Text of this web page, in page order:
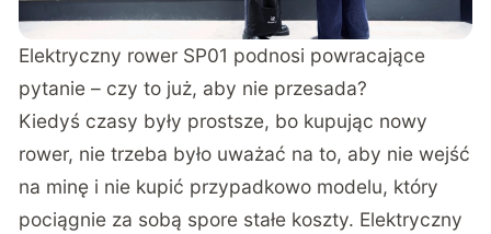
Elektryczny rower SP01 podnosi powracające
pytanie – czy to już, aby nie przesada?
Kiedyś czasy były prostsze, bo kupując nowy
rower, nie trzeba było uważać na to, aby nie wejść
na minę i nie kupić przypadkowo modelu, który
pociągnie za sobą spore stałe koszty. Elektryczny